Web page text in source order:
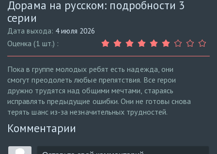
Дорама на русском: подробности 3
серии
Дата выхода: 4 июля 2026
Оценка (1 шт.) :
Пока в группе молодых ребят есть надежда, они
смогут преодолеть любые препятствия. Все герои
дружно трудятся над общими мечтами, стараясь
исправлять предыдущие ошибки. Они не готовы снова
терять шанс из-за незначительных трудностей.
Комментарии